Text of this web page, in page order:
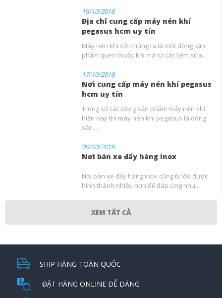
19/10/2018
Địa chỉ cung cấp máy nén khí
pegasus hcm uy tín
Máy nén khí với chúng ta là một dòng sản
phẩm quen thuộc khi mà từ các tiệm sửa...
17/10/2018
Nơi cung cấp máy nén khí pegasus
hcm uy tín
Trong số các dòng sản phẩm máy nén khí
hiện nay thì máy nén khí pegasus là dòng
sản...
09/10/2018
Nơi bán xe đẩy hàng inox
Nơi bán xe đẩy hàng inox cũng từ đó được
hình thành nhiều hơn để đáp ứng nhu...
XEM TẤT CẢ
SHIP HÀNG TOÀN QUỐC
ĐẶT HÀNG ONLINE DỄ DÀNG